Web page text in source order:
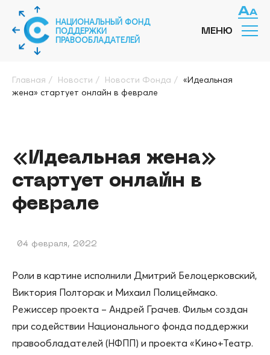
НАЦИОНАЛЬНЫЙ ФОНД
ПОДДЕРЖКИ
ПРАВООБЛАДАТЕЛЕЙ
МЕНЮ
Главная / Новости / Новости Фонда / «Идеальная
жена» стартует онлайн в феврале
«Идеальная жена»
стартует онлайн в
феврале
04 февраля, 2022
Роли в картине исполнили Дмитрий Белоцерковский,
Виктория Полторак и Михаил Полицеймако.
Режиссер проекта – Андрей Грачев. Фильм создан
при содействии Национального фонда поддержки
правообладателей (НФПП) и проекта «Кино+Театр.